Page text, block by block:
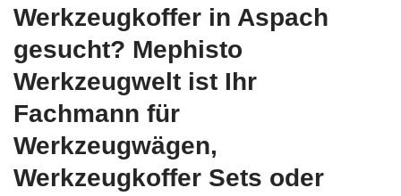
Werkzeugkoffer in Aspach
gesucht? Mephisto
Werkzeugwelt ist Ihr
Fachmann für
Werkzeugwägen,
Werkzeugkoffer Sets oder